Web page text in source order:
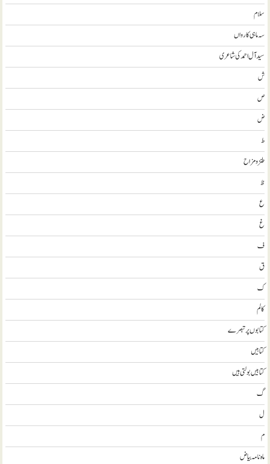
سلام
سہ ماہی کارواں
سيد آل احمد کی شاعری
ش
ص
ض
ط
طنز و مزاح
ظ
ع
غ
ف
ق
ک
کالم
کتابوں پر تبصرے
کتابيں
کتابیں بولتی ہیں
گ
ل
م
ماہ نامہ بیاض